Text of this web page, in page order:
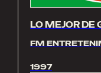
LO MEJOR DE
FM
1997